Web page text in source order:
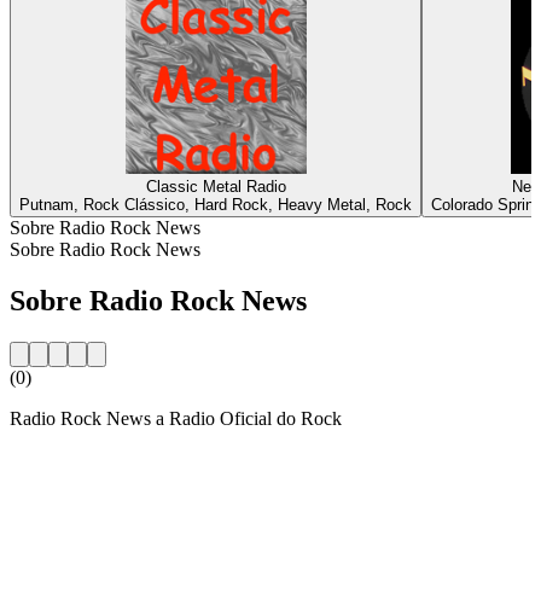
Classic Metal Radio
Putnam, Rock Clássico, Hard Rock, Heavy Metal, Rock
Colorado
Sobre Radio Rock News
Sobre Radio Rock News
Sobre Radio Rock News
(0)
Radio Rock News a Radio Oficial do Rock